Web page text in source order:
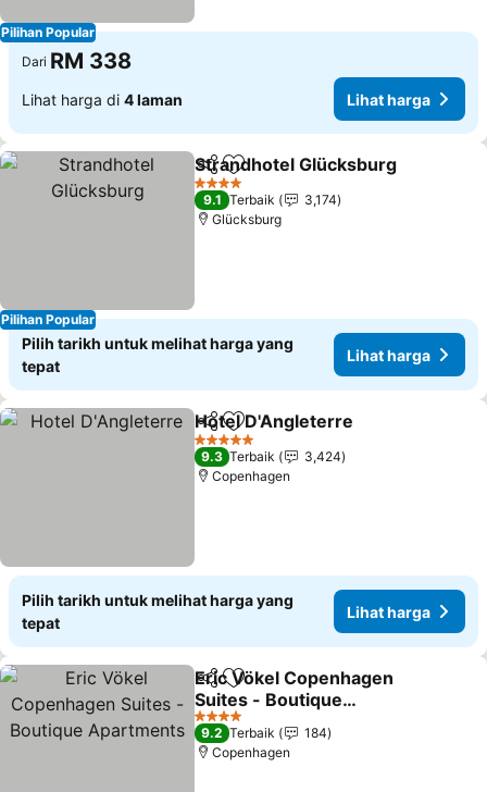
Pilihan Popular
Dari RM 338
Lihat harga di 4 laman Lihat harga
Pilihan Popular
KongsiTambah ke favorit
Strandhotel Glücksburg
4 Bintang
9.1 Terbaik
3,174
Glücksburg
Pilih tarikh untuk melihat harga yang
tepat
Lihat harga
KongsiTambah ke favorit
Hotel D'Angleterre
5 Bintang
9.3 Terbaik
3,424
Copenhagen
Pilih tarikh untuk melihat harga yang
tepat
Lihat harga
KongsiTambah ke favorit
Eric Vökel Copenhagen
Suites - Boutique
Apartments
4 Bintang
9.2 Terbaik
184
Copenhagen